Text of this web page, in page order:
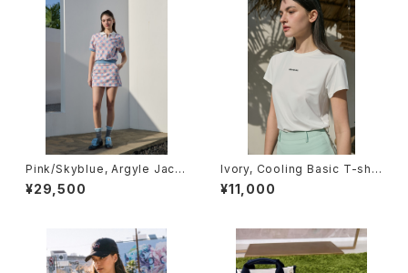
Pink/Skyblue, Argyle Jacq
uard Skirt
¥29,500
Ivory, Cooling Basic T-shir
t
¥11,000